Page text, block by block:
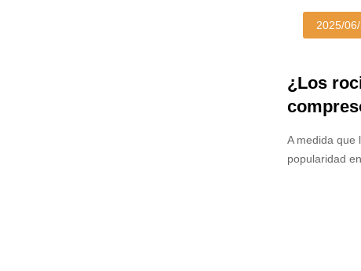
2025/
¿Los
A medida que
popularidad
que esté
el equipo